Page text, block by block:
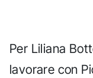
Per Liliana
lavorare con